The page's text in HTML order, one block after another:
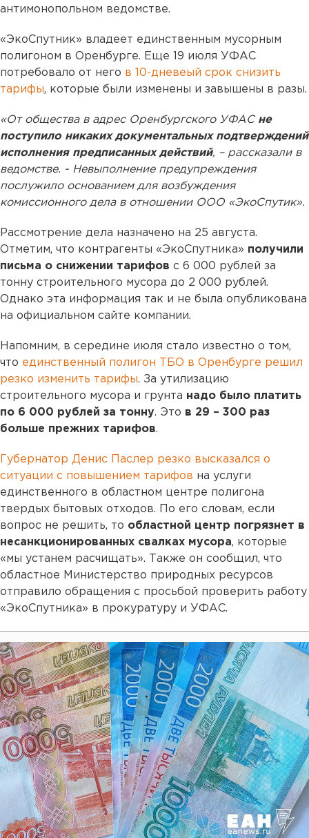
антимонопольном ведомстве.
«ЭкоСпутник» владеет единственным мусорным
полигоном в Оренбурге. Еще 19 июля УФАС
потребовало от него в 10-дневеый срок снизить
тарифы, которые были изменены и завышены в разы.
«От общества в адрес Оренбургского УФАС не
поступило никаких документальных подтверждений
исполнения предписанных действий, – рассказали в
ведомстве. - Невыполнение предупреждения
послужило основанием для возбуждения
комиссионного дела в отношении ООО «ЭкоСпутик».
Рассмотрение дела назначено на 25 августа.
Отметим, что контрагенты «ЭкоСпутника» получили
письма о снижении тарифов с 6 000 рублей за
тонну строительного мусора до 2 000 рублей.
Однако эта информация так и не была опубликована
на официальном сайте компании.
Напомним, в середине июля стало известно о том,
что единственный полигон ТБО в Оренбурге решил
резко изменить тарифы. За утилизацию
строительного мусора и грунта надо было платить
по 6 000 рублей за тонну. Это в 29 – 300 раз
больше прежних тарифов.
Губернатор Денис Паслер резко высказался о
ситуации с повышением тарифов на услуги
единственного в областном центре полигона
твердых бытовых отходов. По его словам, если
вопрос не решить, то областной центр погрязнет в
несанкционированных свалках мусора, которые
«мы устанем расчищать». Также он сообщил, что
областное Министерство природных ресурсов
отправило обращения с просьбой проверить работу
«ЭкоСпутника» в прокуратуру и УФАС.